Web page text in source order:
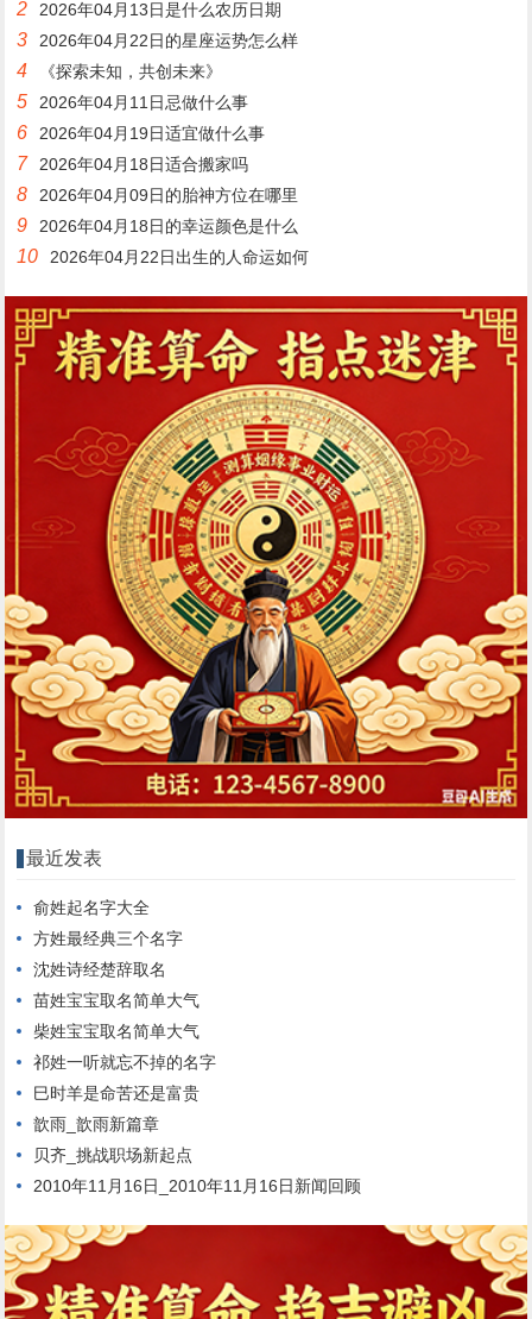
2 2026年04月13日是什么农历日期
3 2026年04月22日的星座运势怎么样
4 《探索未知，共创未来》
5 2026年04月11日忌做什么事
6 2026年04月19日适宜做什么事
7 2026年04月18日适合搬家吗
8 2026年04月09日的胎神方位在哪里
9 2026年04月18日的幸运颜色是什么
10 2026年04月22日出生的人命运如何
最近发表
俞姓起名字大全
方姓最经典三个名字
沈姓诗经楚辞取名
苗姓宝宝取名简单大气
柴姓宝宝取名简单大气
祁姓一听就忘不掉的名字
巳时羊是命苦还是富贵
歆雨_歆雨新篇章
贝齐_挑战职场新起点
2010年11月16日_2010年11月16日新闻回顾